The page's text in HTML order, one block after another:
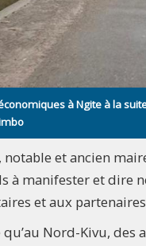
à Ngite à la
notable et ancien
à manifester et dire
et aux
Nord-Kivu,